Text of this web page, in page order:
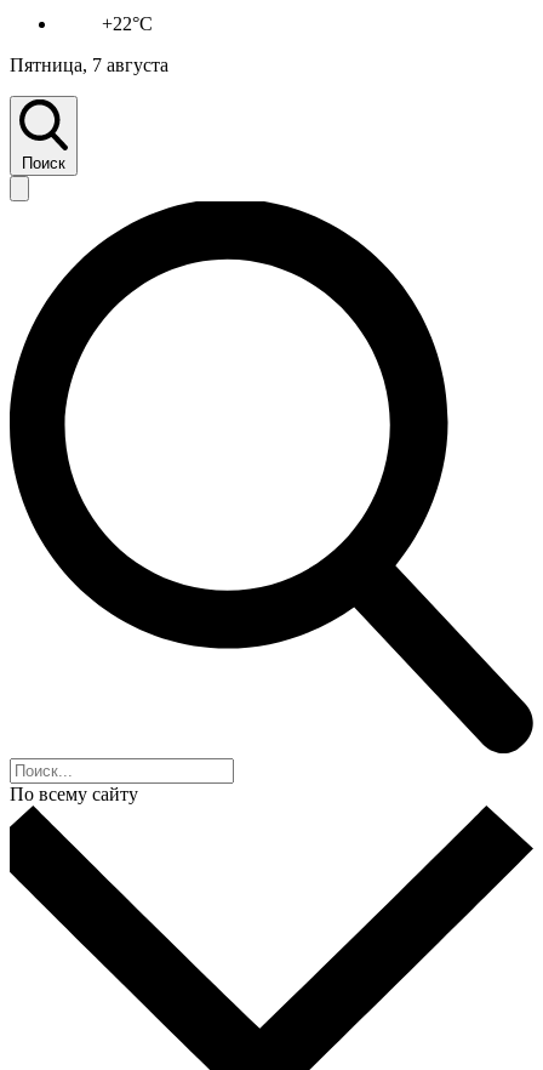
+22°C
Пятница, 7 августа
Поиск
По всему сайту